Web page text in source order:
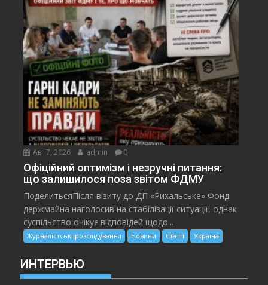
Авг 7, 2026 admin 0
Офіційний оптимізм і незручні питання:
що залишилося поза звітом ФДМУ
ПоделитьсяПісля візиту до ДП «Рихальське» Фонд
держмайна наголосив на стабілізації ситуації, однак
суспільство очікує відповідей щодо...
Журналістські розслідування Новини Статті Україна
ИНТЕРВЬЮ